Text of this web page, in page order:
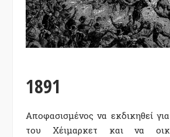
1891
Αποφασισμένος να εκδικηθεί
του Χέιμαρκετ και να